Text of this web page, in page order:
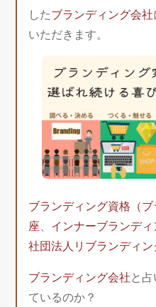
したブランディング会社
いただきます。
ブランディング資格（
座、 インナーブランデ
社団法人リブランディン
ブランディング会社 と
ているのか？